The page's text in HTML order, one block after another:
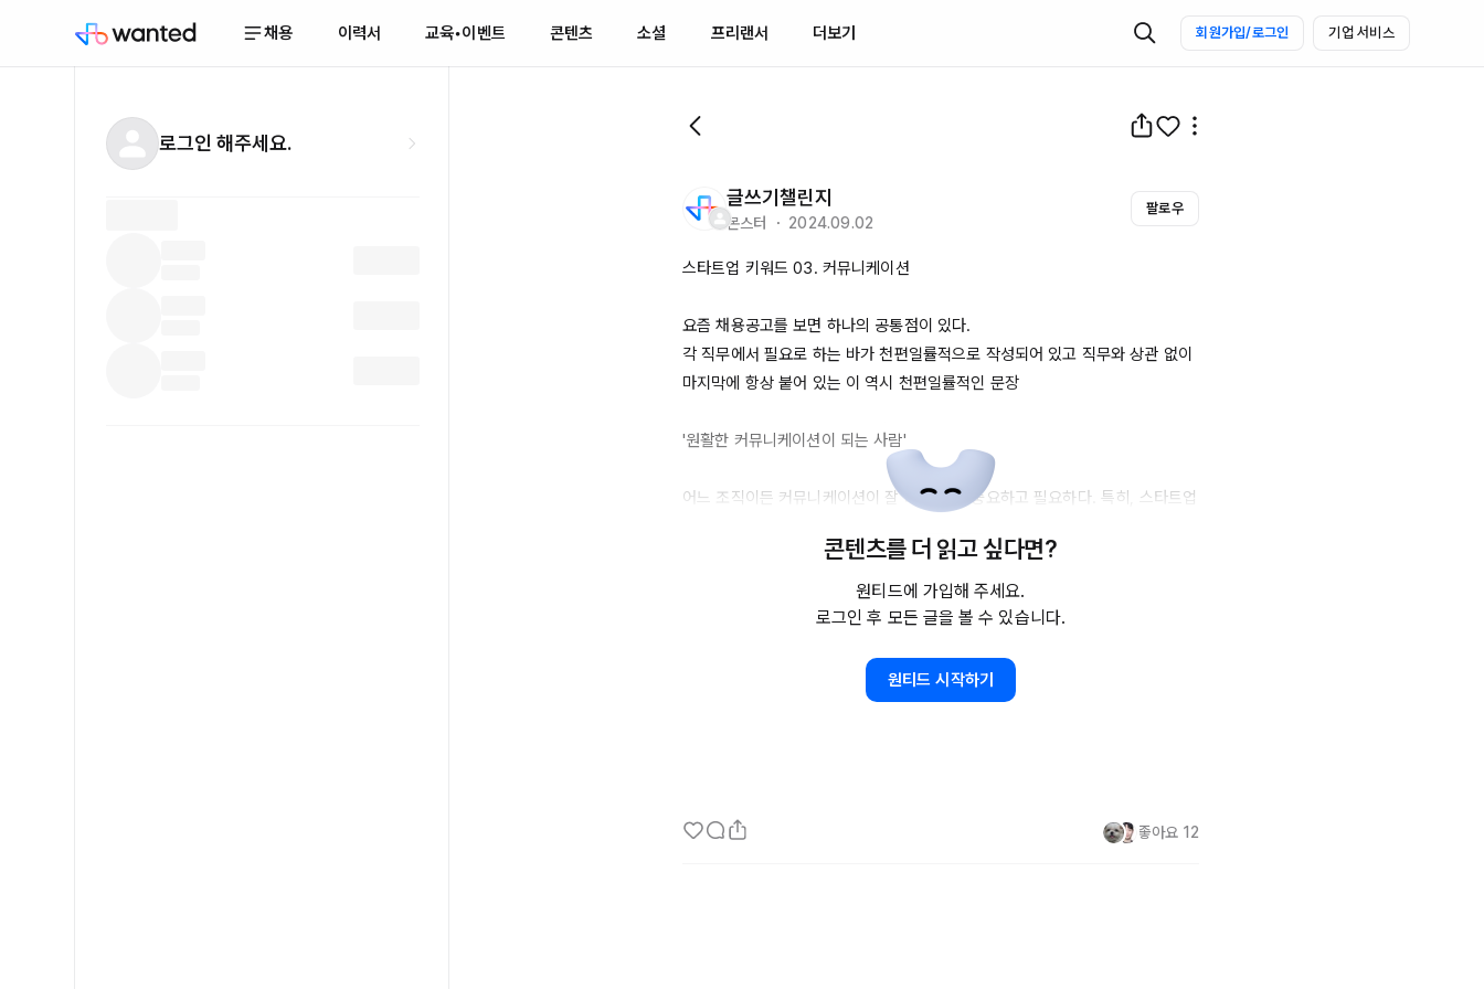
채용 이력서 교육•이벤트 콘텐츠 소셜 프리랜서 더보기 회원가입/로그인 기업 서비스
로그인 해주세요.
글쓰기챌린지
몬스터 ・ 2024.09.02
팔로우
스타트업 키워드 03. 커뮤니케이션
요즘 채용공고를 보면 하나의 공통점이 있다.
각 직무에서 필요로 하는 바가 천편일률적으로 작성되어 있고 직무와 상관 없이
마지막에 항상 붙어 있는 이 역시 천편일률적인 문장
'원활한 커뮤니케이션이 되는 사람'
어느 조직이든 커뮤니케이션이 잘 되는 것이 중요하고 필요하다. 특히, 스타트업
것은 현재 원활하지 않거나, 원활하지 않은 누군가가 합류해서 어려움을 겪었거
나, 그것도 아니면 현재 원활하게 되고 있으니 그렇지 않은 자가 와서 망치지 말
라는 이야기이기도 하다.
그럼 커뮤니케이션이 원활하게 되려면 어떻게 해야 할 까? 나의 답은 '질문에 답
을 잘 하는 것' 에서 부터 시작한다.
예를 들어 길을 가다가 누군가 근처에 가까운 지하철역이 있냐고 물어 보면-본
콘텐츠를 더 읽고 싶다면?
원티드에 가입해 주세요.
로그인 후 모든 글을 볼 수 있습니다.
원티드 시작하기
좋아요 12